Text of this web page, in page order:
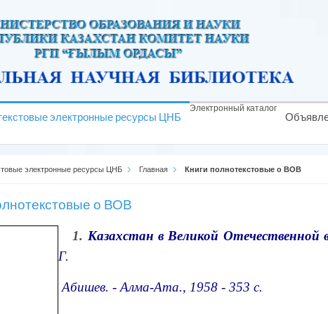
электронные ресурсы ЦНБ
Электронный каталог
электронные ресурсы ЦНБ Главная Книги полнотекстовые о ВОВ
о ВОВ
1. Казахстан в Великой Отечественной
Г.
Абишев. - Алма-Ата., 1958 - 353 с.